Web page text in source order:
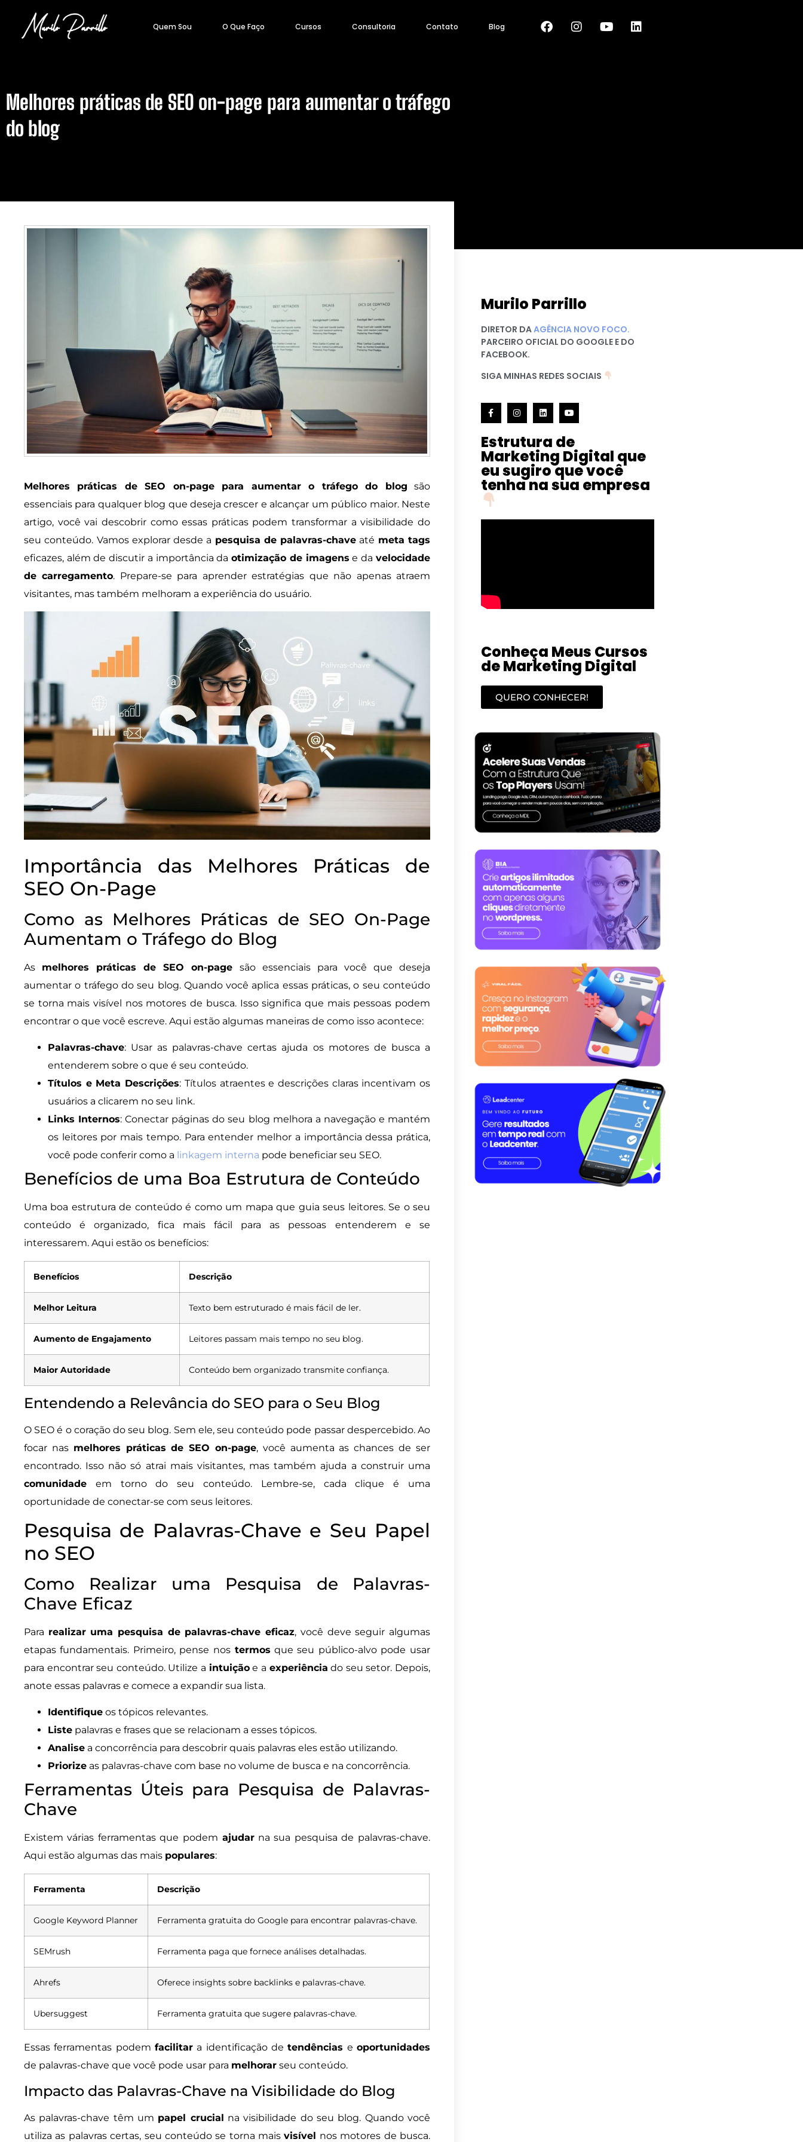
Quem Sou O Que Faço Cursos Consultoria Contato Blog
Melhores práticas de SEO on-page para aumentar o tráfego
do blog
Melhores práticas de SEO on-page para aumentar o tráfego do blog são
essenciais para qualquer blog que deseja crescer e alcançar um público maior. Neste
artigo, você vai descobrir como essas práticas podem transformar a visibilidade do
seu conteúdo. Vamos explorar desde a pesquisa de palavras-chave até meta tags
eficazes, além de discutir a importância daotimização de imagens e da velocidade
de carregamento. Prepare-se para aprender estratégias que não apenas atraem
visitantes, mas também melhoram a experiência do usuário.
Importância das Melhores Práticas de
SEO On-Page
Como as Melhores Práticas de SEO On-Page
Aumentam o Tráfego do Blog
As melhores práticas de SEO on-page são essenciais para você que deseja
aumentar o tráfego do seu blog. Quando você aplica essas práticas, o seu conteúdo
se torna mais visível nos motores de busca. Isso significa que mais pessoas podem
encontrar o que você escreve. Aqui estão algumas maneiras de como isso acontece:
Palavras-chave: Usar as palavras-chave certas ajuda os motores de busca a
entenderem sobre o que é seu conteúdo.
Títulos e Meta Descrições: Títulos atraentes e descrições claras incentivam os
usuários a clicarem no seu link.
Links Internos: Conectar páginas do seu blog melhora a navegação e mantém
os leitores por mais tempo. Para entender melhor a importância dessa prática,
você pode conferir como a linkagem interna pode beneficiar seu SEO.
Benefícios de uma Boa Estrutura de Conteúdo
Uma boa estrutura de conteúdo é como um mapa que guia seus leitores. Se o seu
conteúdo é organizado, fica mais fácil para as pessoas entenderem e se
interessarem. Aqui estão os benefícios:
Benefícios Descrição
Melhor Leitura Texto bem estruturado é mais fácil de ler.
Aumento de Engajamento Leitores passam mais tempo no seu blog.
Maior Autoridade Conteúdo bem organizado transmite confiança.
Entendendo a Relevância do SEO para o Seu Blog
O SEO é o coração do seu blog. Sem ele, seu conteúdo pode passar despercebido. Ao
focar nas melhores práticas de SEO on-page, você aumenta as chances de ser
encontrado. Isso não só atrai mais visitantes, mas também ajuda a construir uma
comunidade em torno do seu conteúdo. Lembre-se, cada clique é uma
oportunidade de conectar-se com seus leitores.
Pesquisa de Palavras-Chave e Seu Papel
no SEO
Como Realizar uma Pesquisa de Palavras-
Chave Eficaz
Para realizar uma pesquisa de palavras-chave eficaz, você deve seguir algumas
etapas fundamentais. Primeiro, pense nos termos que seu público-alvo pode usar
para encontrar seu conteúdo. Utilize a intuiçãoe a experiência do seu setor. Depois,
anote essas palavras e comece a expandir sua lista.
Identifique os tópicos relevantes.
Liste palavras e frases que se relacionam a esses tópicos.
Analise a concorrência para descobrir quais palavras eles estão utilizando.
Priorize as palavras-chave com base no volume de busca e na concorrência.
Ferramentas Úteis para Pesquisa de Palavras-
Chave
Existem várias ferramentas que podem ajudarna sua pesquisa de palavras-chave.
Aqui estão algumas das mais populares:
Ferramenta Descrição
Google Keyword Planner Ferramenta gratuita do Google para encontrar palavras-chave.
SEMrush Ferramenta paga que fornece análises detalhadas.
Ahrefs Oferece insights sobre backlinks e palavras-chave.
Ubersuggest Ferramenta gratuita que sugere palavras-chave.
Essas ferramentas podem facilitar a identificação detendências e oportunidades
de palavras-chave que você pode usar para melhorar seu conteúdo.
Impacto das Palavras-Chave na Visibilidade do Blog
As palavras-chave têm um papel crucial na visibilidade do seu blog. Quando você
utiliza as palavras certas, seu conteúdo se torna maisvisível nos motores de busca.
Murilo Parrillo
DIRETOR DAAGÊNCIA NOVO FOCO.
PARCEIRO OFICIAL DO GOOGLE E DO
FACEBOOK.
SIGA MINHAS REDES SOCIAIS
Estrutura de
Marketing Digital que
eu sugiro que você
tenha na sua empresa
Conheça Meus Cursos
de Marketing Digital
QUERO CONHECER!